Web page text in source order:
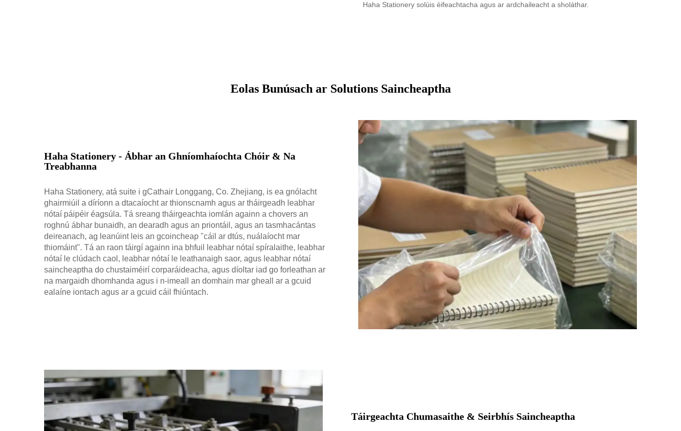
Haha Stationery solúis éifeachtacha agus ar ardchaileacht a sholáthar.
Eolas Bunúsach ar Solutions Saincheaptha
Haha Stationery - Ábhar an Ghníomhaíochta Chóir & Na
Treabhanna
Haha Stationery, atá suite i gCathair Longgang, Co. Zhejiang, is ea gnólacht
ghairmiúil a díríonn a dtacaíocht ar thionscnamh agus ar tháirgeadh leabhar
nótaí páipéir éagsúla. Tá sreang tháirgeachta iomlán againn a chovers an
roghnú ábhar bunaidh, an dearadh agus an priontáil, agus an tasmhacántas
deireanach, ag leanúint leis an gcoincheap "cáil ar dtús, nuálaíocht mar
thiomáint". Tá an raon táirgí againn ina bhfuil leabhar nótaí spíralaithe, leabhar
nótaí le clúdach caol, leabhar nótaí le leathanaigh saor, agus leabhar nótaí
saincheaptha do chustaiméirí corparáideacha, agus díoltar iad go forleathan ar
na margaidh dhomhanda agus i n-imeall an domhain mar gheall ar a gcuid
ealaíne iontach agus ar a gcuid cáil fhiúntach.
Táirgeachta Chumasaithe & Seirbhís Saincheaptha